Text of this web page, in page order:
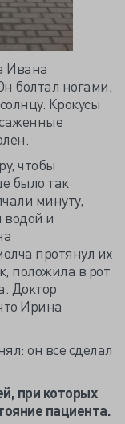
Ивана
болтал ногами,
Крокусы
чтобы
было так
минуту,
водой и
протянул их
положила в рот
Доктор
Ирина
он все сделал
при которых
пациента.